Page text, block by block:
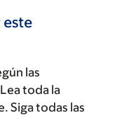
este
las
toda la
Siga todas las